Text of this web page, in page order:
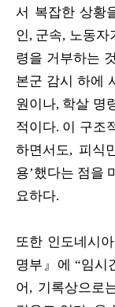
서 복잡한 상황
인, 군속, 노동
령을 거부하는
본군 감시 하에
원이나, 학살 명
적이다. 이 구조
하면서도, 피식
용’했다는 점을
요하다.
또한 인도네시
명부』에 “임시
어, 기록상으로